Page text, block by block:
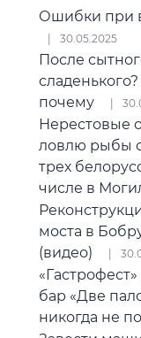
Ошибки при
30.05.2025
После
почему
Нерестовые
ловлю рыбы
трех
числе в
моста в
(видео)
бар «Две
никогда не